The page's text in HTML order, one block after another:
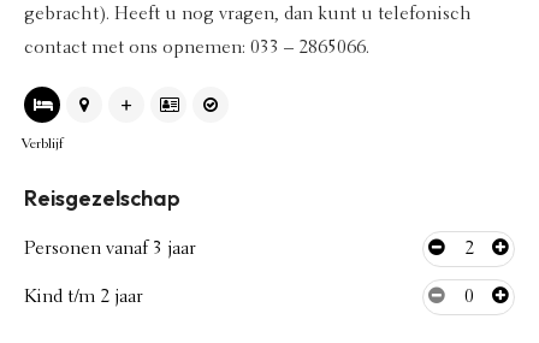
gebracht). Heeft u nog vragen, dan kunt u telefonisch
contact met ons opnemen: 033 – 2865066.
Verblijf
Reisgezelschap
Personen vanaf 3 jaar 2
Kind t/m 2 jaar 0